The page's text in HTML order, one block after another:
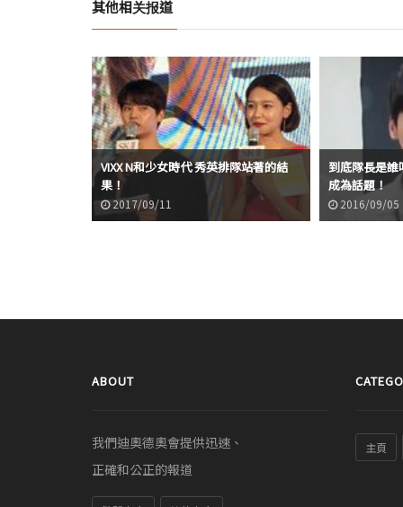
其他相关报道
VIXX N和少女時代 秀英排隊站著的結
果！
2017/09/11
到底隊長是誰
成為話題！
2016/09/05
ABOUT
我們迪奧德奧會提供迅速、
正確和公正的報道
主頁